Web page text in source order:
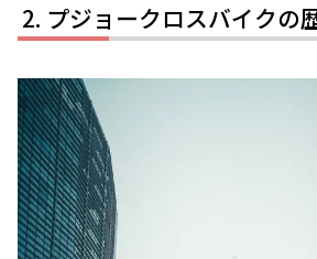
プジョークロスバイクの